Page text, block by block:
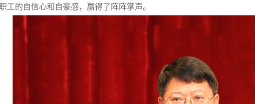
工的自信心和自豪感，赢得了阵阵掌声。